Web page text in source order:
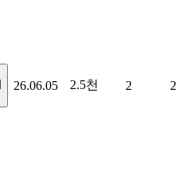
26.06.05 2.5천 2 2